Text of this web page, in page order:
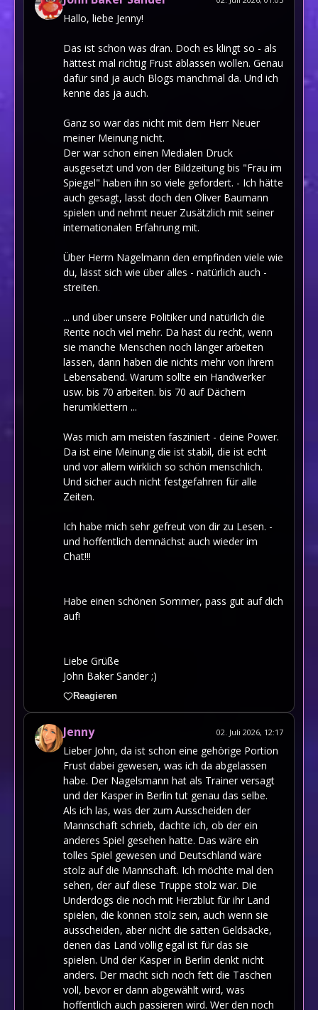
Hallo, liebe Jenny!
Das ist schon was dran. Doch es klingt so - als
hättest mal richtig Frust ablassen wollen. Genau
dafür sind ja auch Blogs manchmal da. Und ich
kenne das ja auch.
Ganz so war das nicht mit dem Herr Neuer
meiner Meinung nicht.
Der war schon einen Medialen Druck
ausgesetzt und von der Bildzeitung bis "Frau im
Spiegel" haben ihn so viele gefordert. - Ich hätte
auch gesagt, lasst doch den Oliver Baumann
spielen und nehmt neuer Zusätzlich mit seiner
internationalen Erfahrung mit.
Über Herrn Nagelmann den empfinden viele wie
du, lässt sich wie über alles - natürlich auch -
streiten.
... und über unsere Politiker und natürlich die
Rente noch viel mehr. Da hast du recht, wenn
sie manche Menschen noch länger arbeiten
lassen, dann haben die nichts mehr von ihrem
Lebensabend. Warum sollte ein Handwerker
usw. bis 70 arbeiten. bis 70 auf Dächern
herumklettern ...
Was mich am meisten fasziniert - deine Power.
Da ist eine Meinung die ist stabil, die ist echt
und vor allem wirklich so schön menschlich.
Und sicher auch nicht festgefahren für alle
Zeiten.
Ich habe mich sehr gefreut von dir zu Lesen. -
und hoffentlich demnächst auch wieder im
Chat!!!
Habe einen schönen Sommer, pass gut auf dich
auf!
Liebe Grüße
John Baker Sander ;)
Reagieren
Jenny 02. Juli 2026, 12:17
Lieber John, da ist schon eine gehörige Portion
Frust dabei gewesen, was ich da abgelassen
habe. Der Nagelsmann hat als Trainer versagt
und der Kasper in Berlin tut genau das selbe.
Als ich las, was der zum Ausscheiden der
Mannschaft schrieb, dachte ich, ob der ein
anderes Spiel gesehen hatte. Das wäre ein
tolles Spiel gewesen und Deutschland wäre
stolz auf die Mannschaft. Ich möchte mal den
sehen, der auf diese Truppe stolz war. Die
Underdogs die noch mit Herzblut für ihr Land
spielen, die können stolz sein, auch wenn sie
ausscheiden, aber nicht die satten Geldsäcke,
denen das Land völlig egal ist für das sie
spielen. Und der Kasper in Berlin denkt nicht
anders. Der macht sich noch fett die Taschen
voll, bevor er dann abgewählt wird, was
hoffentlich auch passieren wird. Wer den noch